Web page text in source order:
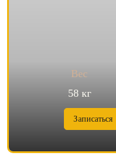
Вес
58 кг
Записаться